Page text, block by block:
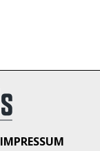
IMPRESSUM